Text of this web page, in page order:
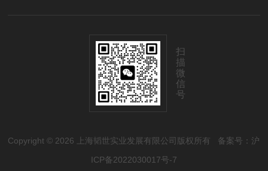
扫
描
微
信
号
Copyright © 2026 上海韬世实业发展有限公司版权所有 备案号：沪
ICP备2022030017号-7